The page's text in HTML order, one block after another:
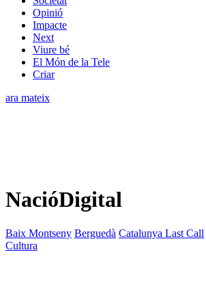
Opinió
Impacte
Next
Viure bé
El Món de la Tele
Criar
ara mateix
NacióDigital
Baix Montseny Berguedà Catalunya Last Call
Cultura